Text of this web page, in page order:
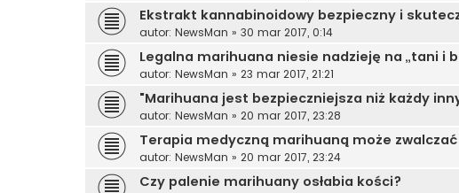
Ekstrakt kannabinoidowy bezpieczny i
autor: NewsMan » 30 mar 2017, 0:14
Legalna marihuana niesie nadzieję na „tani i
autor: NewsMan » 23 mar 2017, 21:21
"Marihuana jest bezpieczniejsza niż każdy
autor: NewsMan » 20 mar 2017, 23:28
Terapia medyczną marihuaną może
autor: NewsMan » 20 mar 2017, 23:24
Czy palenie marihuany osłabia kości?